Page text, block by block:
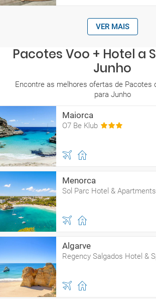
VER MAIS
Pacotes Voo + Hotel a
Junho
Encontre as melhores ofertas de Pacotes
para Junho
Maiorca
O7 Be Klub
Menorca
Sol Parc Hotel & Apartments
Algarve
Regency Salgados Hotel &